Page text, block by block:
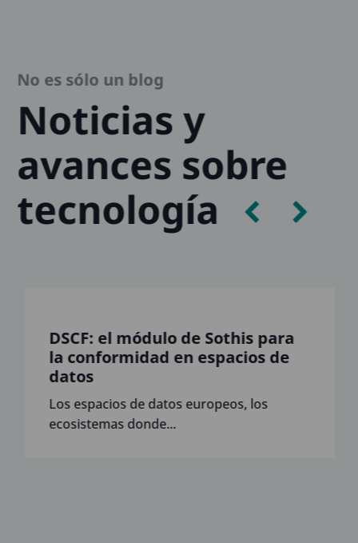
No es sólo un blog
Noticias y
avances sobre
tecnología
DSCF: el módulo de Sothis para
la conformidad en espacios de
datos
Los espacios de datos europeos, los
ecosistemas donde...